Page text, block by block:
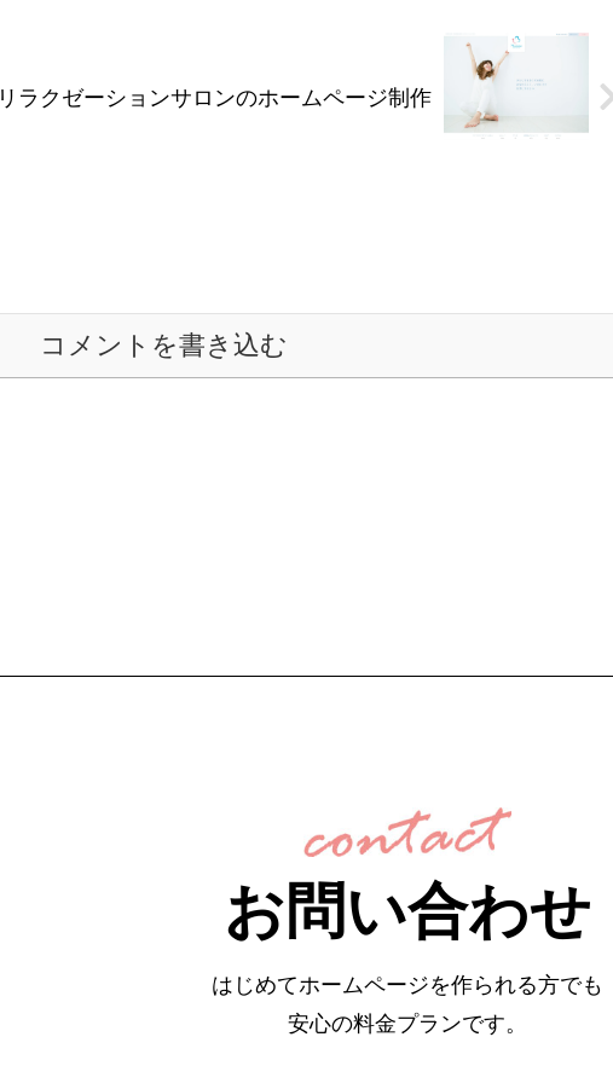
リラクゼーションサロンのホームページ制作
コメントを書き込む
お問い合わせ
はじめてホームページを作られる方でも
安心の料金プランです。